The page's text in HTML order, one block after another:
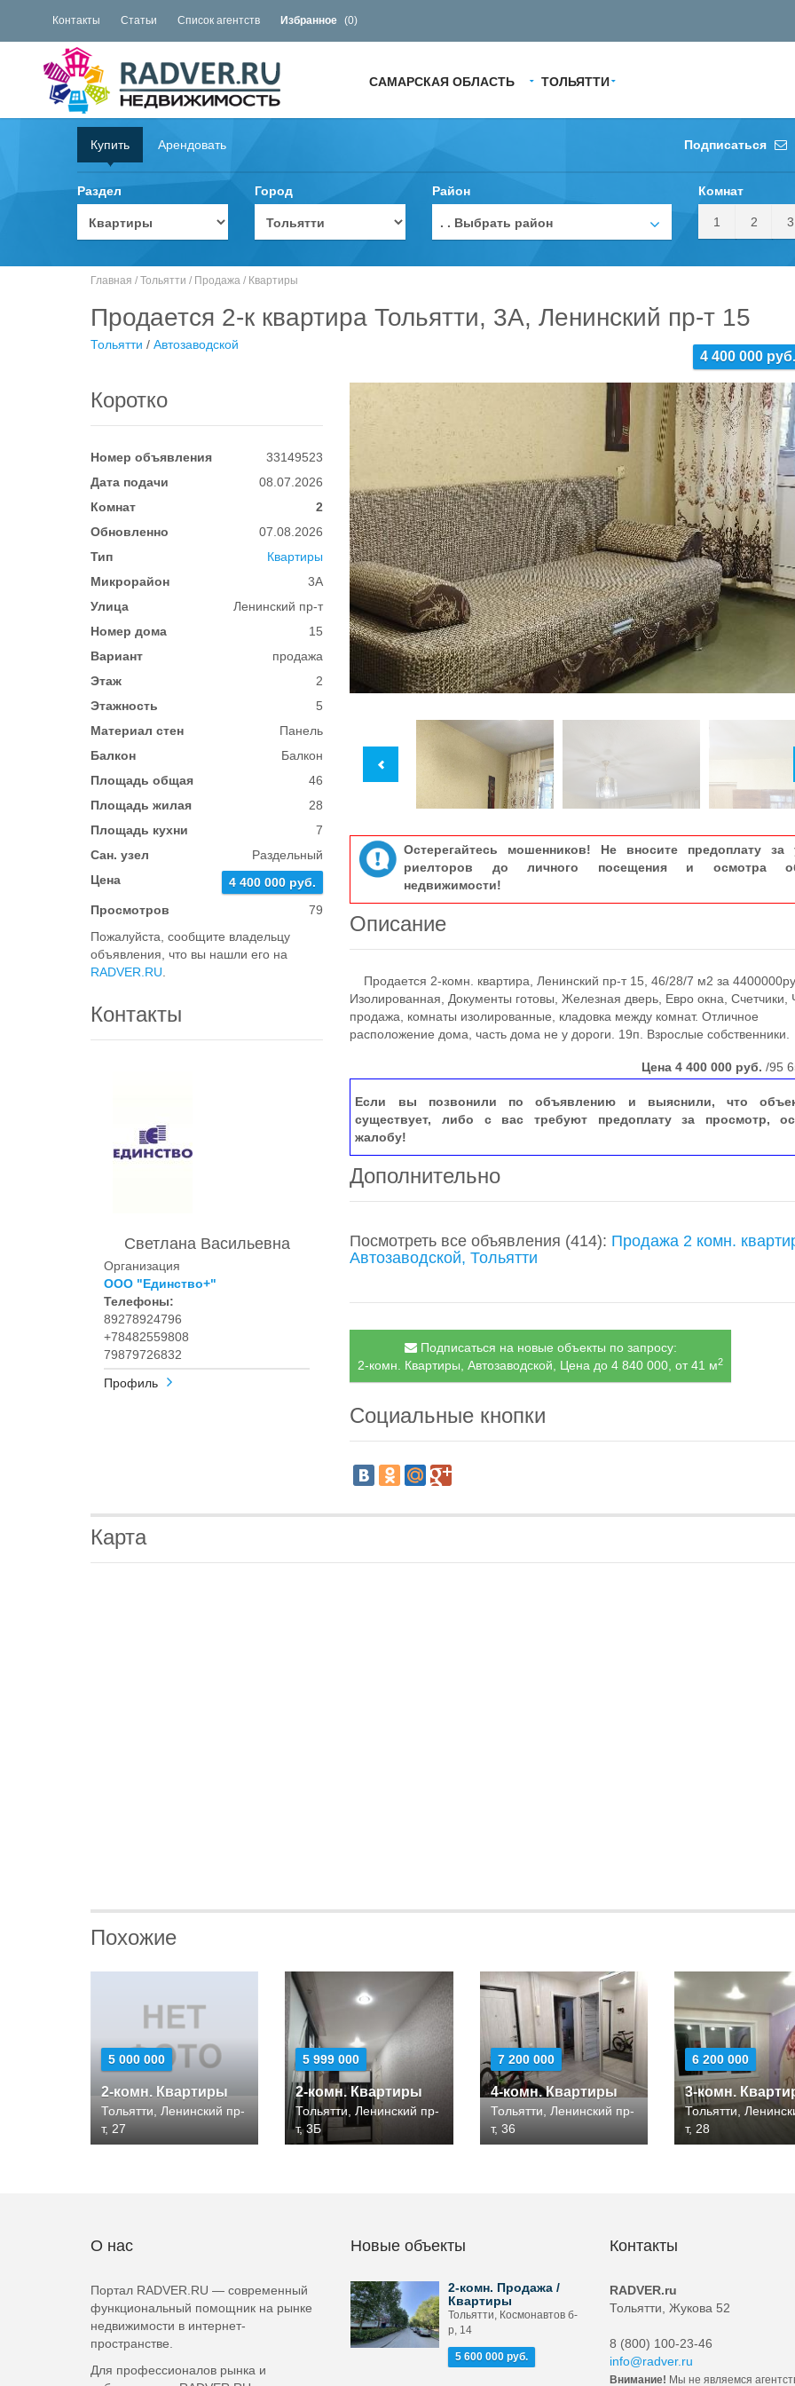
Контакты Статьи Список агентств Избранное (0)
САМАРСКАЯ ОБЛАСТЬ ТОЛЬЯТТИ
Купить Арендовать Подписаться
Раздел Город Район
. . Выбрать район
Комнат
1 2 3
Главная / Тольятти / Продажа / Квартиры
Продается 2-к квартира Тольятти, 3А, Ленинский пр-т 15
4 400 000 руб.
Тольятти / Автозаводской
Коротко
Номер объявления
33149523
Дата подачи
08.07.2026
Комнат
2
Обновленно
07.08.2026
Тип
Квартиры
Микрорайон
3А
Улица
Ленинский пр-т
Номер дома
15
Вариант
продажа
Этаж
2
Этажность
5
Материал стен
Панель
Балкон
Балкон
Площадь общая
46
Площадь жилая
28
Площадь кухни
7
Сан. узел
Раздельный
Цена
4 400 000 руб.
Просмотров
79
Пожалуйста, сообщите владельцу
объявления, что вы нашли его на
RADVER.RU
Контакты
Светлана Васильевна
Организация
ООО "Единство+"
Телефоны:
89278924796
+78482559808
79879726832
Профиль
Остерегайтесь мошенников! Не вносите предоплату за
риелторов до личного посещения и осмотра
недвижимости!
Описание
Продается 2-комн. квартира, Ленинский пр-т 15, 46/28/7 м2 за
Изолированная, Документы готовы, Железная дверь, Евро окна, Счетчики,
продажа, комнаты изолированные, кладовка между комнат. Отличное
расположение дома, часть дома не у дороги. 19п. Взрослые собственники.
Цена4 400 000 руб. /95
Если вы позвонили по объявлению и выяснили, что
существует, либо с вас требуют предоплату за просмотр,
жалобу!
Дополнительно
Посмотреть все объявления (414): Продажа 2 комн.
Автозаводской, Тольятти
Подписаться на новые объекты по запросу:
2-комн. Квартиры, Автозаводской, Цена до 4 840 000, от 41 м2
Социальные кнопки
Карта
Похожие
5 000 000
2-комн. Квартиры
Тольятти, Ленинский пр-
т, 27
5 999 000
2-комн. Квартиры
Тольятти, Ленинский пр-
т, 3Б
7 200 000
4-комн. Квартиры
Тольятти, Ленинский пр-
т, 36
6 200 000
3-комн.
Тольятти,
т, 28
О нас
Портал RADVER.RU — современный
функциональный помощник на рынке
недвижимости в интернет-
пространстве.
Для профессионалов рынка и
Новые объекты
2-комн. Продажа /
Квартиры
Тольятти, Космонавтов б-
р, 14
5 600 000 руб.
Контакты
RADVER.ru
Тольятти, Жукова 52
8 (800) 100-23-46
info@radver.ru
Внимание! Мы не являемся